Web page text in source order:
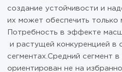
создание устойчивости и
их может обеспечить только
Потребность в эффекте
и растущей конкуренцией в
сегментах.Средний сегмент
ориентирован не на